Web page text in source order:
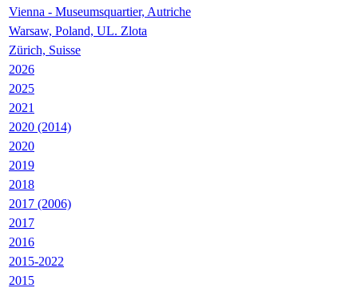
Vienna - Museumsquartier, Autriche
Warsaw, Poland, UL. Zlota
Zürich, Suisse
2026
2025
2021
2020 (2014)
2020
2019
2018
2017 (2006)
2017
2016
2015-2022
2015